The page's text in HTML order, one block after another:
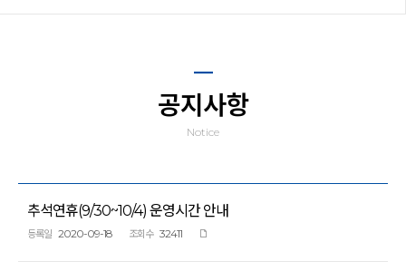
공지사항
Notice
추석연휴(9/30~10/4) 운영시간 안내
등록일 2020-09-18 조회수 32411